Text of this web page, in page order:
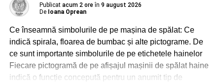
Publicat acum 2 ore în 9 august 2026
De Ioana Oprean
Ce înseamnă simbolurile de pe mașina de spălat: Ce
indică spirala, floarea de bumbac și alte pictograme. De
ce sunt importante simbolurile de pe etichetele hainelor
Fiecare pictogramă de pe afișajul mașinii de spălat haine
indică o funcție concepută pentru un anumit tip de